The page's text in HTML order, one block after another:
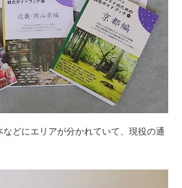
どにエリアが分かれていて、現役の通